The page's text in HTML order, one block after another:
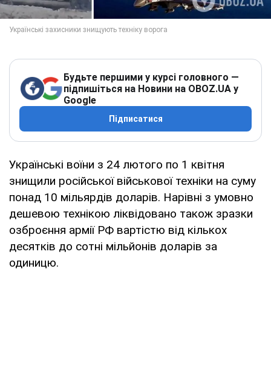
Будьте першими у курсі головного —
підпишіться на Новини на OBOZ.UA у
Google
Підписатися
Українські воїни з 24 лютого по 1 квітня
знищили російської військової техніки на суму
понад 10 мільярдів доларів. Нарівні з умовно
дешевою технікою ліквідовано також зразки
озброєння армії РФ вартістю від кількох
десятків до сотні мільйонів доларів за
одиницю.